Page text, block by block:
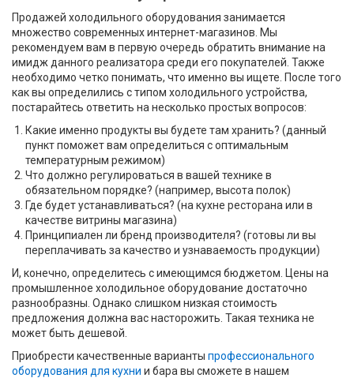
Продажей холодильного оборудования занимается
множество современных интернет-магазинов. Мы
рекомендуем вам в первую очередь обратить внимание на
имидж данного реализатора среди его покупателей. Также
необходимо четко понимать, что именно вы ищете. После того
как вы определились с типом холодильного устройства,
постарайтесь ответить на несколько простых вопросов:
Какие именно продукты вы будете там хранить? (данный
пункт поможет вам определиться с оптимальным
температурным режимом)
Что должно регулироваться в вашей технике в
обязательном порядке? (например, высота полок)
Где будет устанавливаться? (на кухне ресторана или в
качестве витрины магазина)
Принципиален ли бренд производителя? (готовы ли вы
переплачивать за качество и узнаваемость продукции)
И, конечно, определитесь с имеющимся бюджетом. Цены на
промышленное холодильное оборудование достаточно
разнообразны. Однако слишком низкая стоимость
предложения должна вас насторожить. Такая техника не
может быть дешевой.
Приобрести качественные варианты профессионального
оборудования для кухни и бара вы сможете в нашем